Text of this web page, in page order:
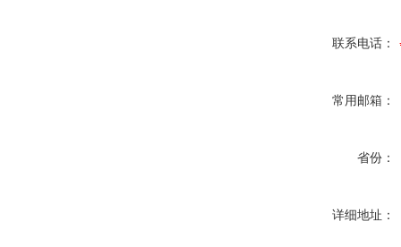
联系电话：
常用邮箱：
省份：
详细地址：